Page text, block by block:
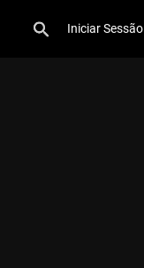
Iniciar Sessão